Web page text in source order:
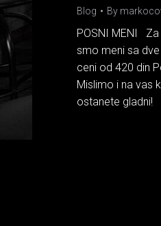
Blog By
POSNI MENI
smo meni sa
ceni od 420 din
Mislimo i na vas
ostanete gladni!